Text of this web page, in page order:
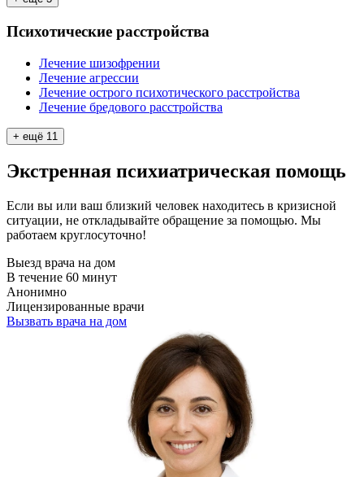
Психотические расстройства
Лечение шизофрении
Лечение агрессии
Лечение острого психотического расстройства
Лечение бредового расстройства
+ ещё 11
Экстренная психиатрическая помощь
Если вы или ваш близкий человек находитесь в кризисной
ситуации, не откладывайте обращение за помощью. Мы
работаем круглосуточно!
Выезд врача на дом
В течение 60 минут
Анонимно
Лицензированные врачи
Вызвать врача на дом